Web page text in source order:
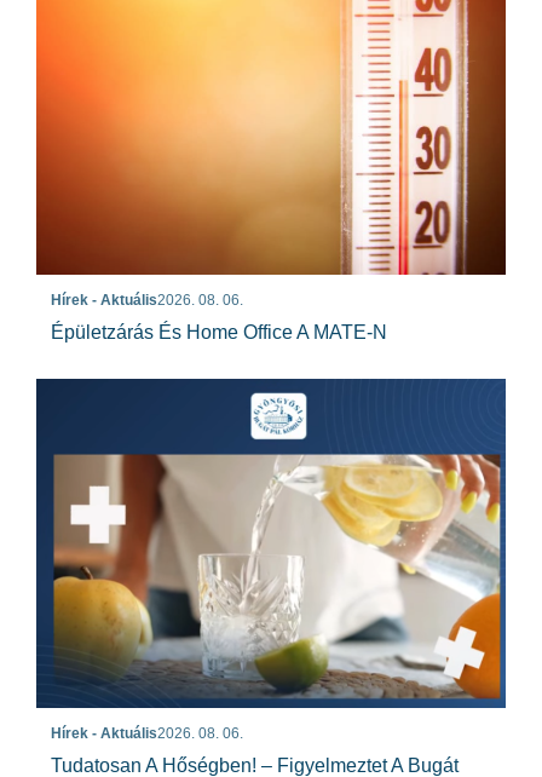
Hírek - Aktuális2026. 08. 06.
Épületzárás És Home Office A MATE-N
Hírek - Aktuális2026. 08. 06.
Tudatosan A Hőségben! – Figyelmeztet A Bugát